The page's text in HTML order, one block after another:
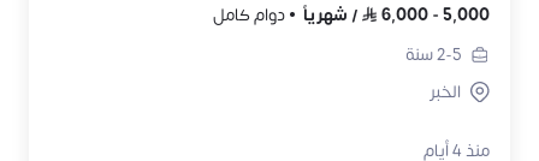
5,000
-
6,000
/ شهرياً
دوام كامل
2-5سنة
الخبر
منذ 4 أيام